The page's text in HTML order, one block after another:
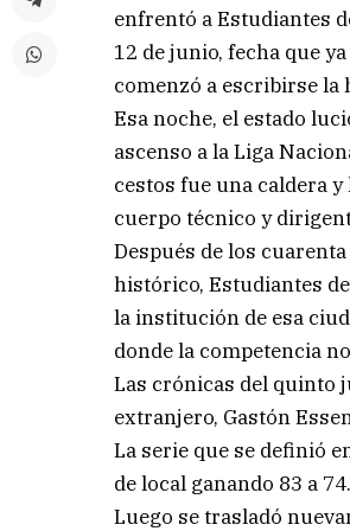
enfrentó a Estudiantes
12 de junio, fecha que
comenzó a escribirse la
Esa noche, el estado
ascenso a la Liga
cestos fue una caldera
cuerpo técnico y
Después de los
histórico, Estudiantes
la institución de esa
donde la competencia
Las crónicas del quinto
extranjero, Gastón
La serie que se definió
de local ganando 83 a
Luego se trasladó